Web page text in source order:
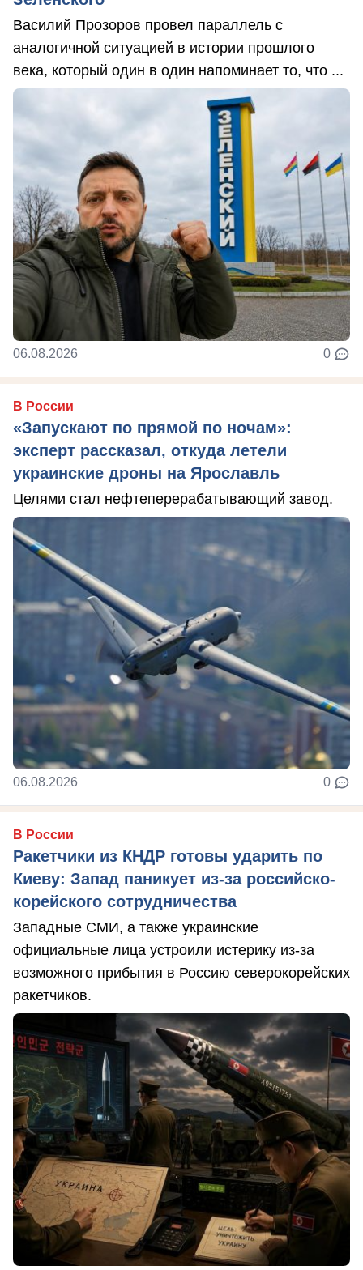
Василий Прозоров провел параллель с
аналогичной ситуацией в истории прошлого
века, который один в один напоминает то, что ...
06.08.2026 0
В России
«Запускают по прямой по ночам»:
эксперт рассказал, откуда летели
украинские дроны на Ярославль
Целями стал нефтеперерабатывающий завод.
06.08.2026 0
В России
Ракетчики из КНДР готовы ударить по
Киеву: Запад паникует из-за российско-
корейского сотрудничества
Западные СМИ, а также украинские
официальные лица устроили истерику из-за
возможного прибытия в Россию северокорейских
ракетчиков.